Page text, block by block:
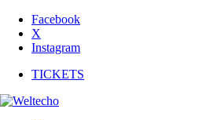
Facebook
X
Instagram
TICKETS